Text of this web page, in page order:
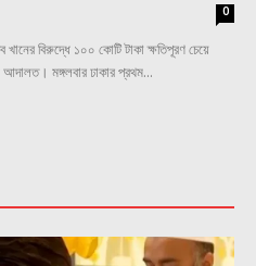
0
খানের বিরুদ্ধে ১০০ কোটি টাকা ক্ষতিপূরণ চেয়ে
মঙ্গলবার ঢাকার প্রথম...